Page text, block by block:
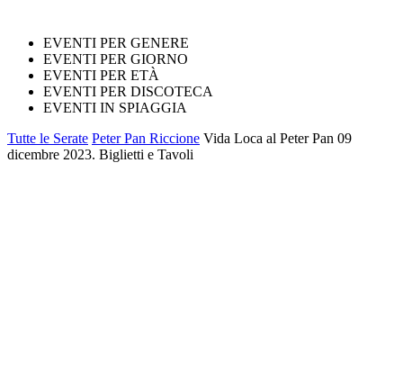
EVENTI PER GENERE
EVENTI PER GIORNO
EVENTI PER ETÀ
EVENTI PER DISCOTECA
EVENTI IN SPIAGGIA
Tutte le Serate Peter Pan Riccione Vida Loca al Peter Pan 09
dicembre 2023. Biglietti e Tavoli